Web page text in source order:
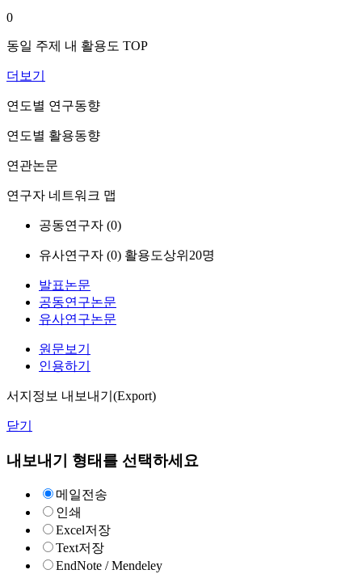
0
동일 주제 내 활용도 TOP
더보기
연도별 연구동향
연도별 활용동향
연관논문
연구자 네트워크 맵
공동연구자 (0)
유사연구자 (0) 활용도상위20명
발표논문
공동연구논문
유사연구논문
원문보기
인용하기
서지정보 내보내기(Export)
닫기
내보내기 형태를 선택하세요
메일전송
인쇄
Excel저장
Text저장
EndNote / Mendeley